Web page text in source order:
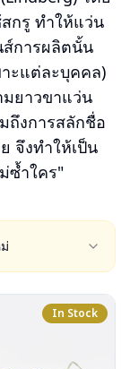
กรู ทำให้แว่น
การผลิตนั้น
าะแต่ละบุคคล)
มยาวขาแว่น
ถึงการสลักชื่อ
จึงทำให้เป็น
ซ้ำใคร"
In Stock